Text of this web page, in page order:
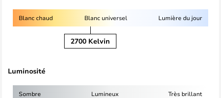
Blanc chaud Blanc universel Lumière du jour
2700 Kelvin
Luminosité
Sombre Lumineux Très brillant